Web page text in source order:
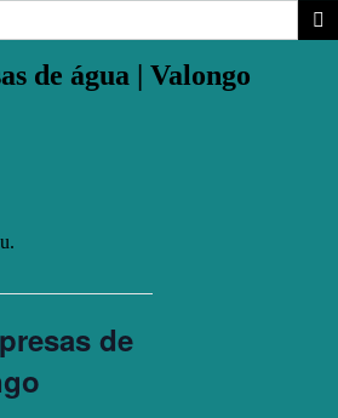
de água | Valongo
de